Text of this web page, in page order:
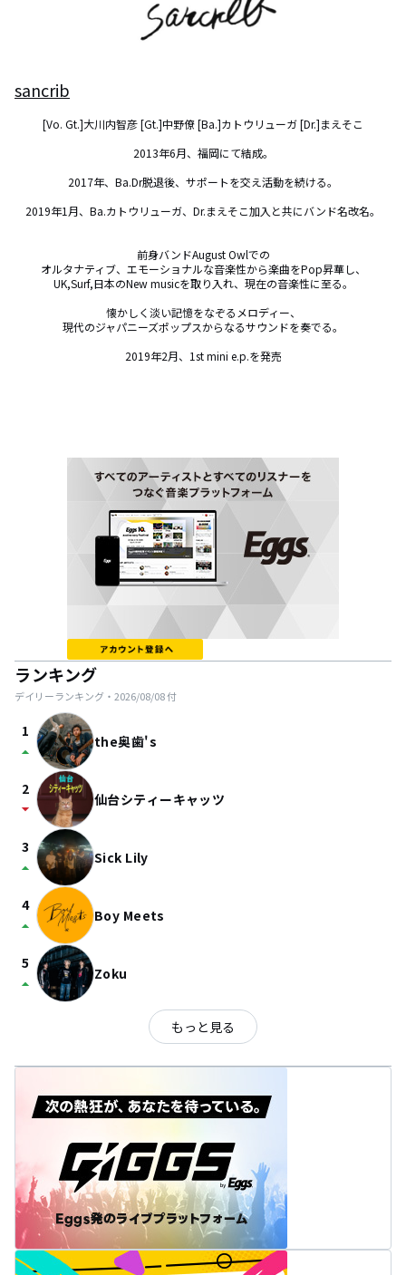
sancrib
[Vo. Gt.]大川内智彦 [Gt.]中野僚 [Ba.]カトウリューガ [Dr.]まえそこ
2013年6月、福岡にて結成。
2017年、Ba.Dr脱退後、サポートを交え活動を続ける。
2019年1月、Ba.カトウリューガ、Dr.まえそこ加入と共にバンド名改名。
前身バンドAugust Owlでの
オルタナティブ、エモーショナルな音楽性から楽曲をPop昇華し、
UK,Surf,日本のNew musicを取り入れ、現在の音楽性に至る。
懐かしく淡い記憶をなぞるメロディー、
現代のジャパニーズポップスからなるサウンドを奏でる。
2019年2月、1st mini e.p.を発売
ランキング
デイリーランキング・ 2026/08/08付
1
arrow_drop_up the奥歯's
2
arrow_drop_down 仙台シティーキャッツ
3
arrow_drop_up Sick Lily
4
arrow_drop_up Boy Meets
5
arrow_drop_up Zoku
もっと見る